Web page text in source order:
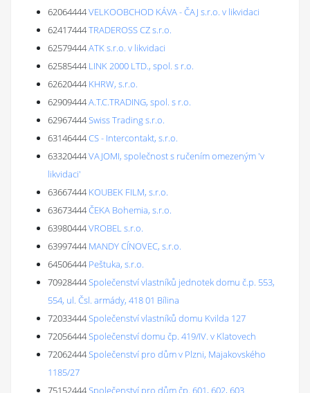
62064444VELKOOBCHOD KÁVA - ČAJ s.r.o. v likvidaci
62417444TRADEROSS CZ s.r.o.
62579444ATK s.r.o. v likvidaci
62585444 LINK 2000 LTD., spol. s r.o.
62620444 KHRW, s.r.o.
62909444A.T.C.TRADING, spol. s r.o.
62967444Swiss Trading s.r.o.
63146444CS - Intercontakt, s.r.o.
63320444VAJOMI, společnost s ručením omezeným 'v
likvidaci'
63667444 KOUBEK FILM, s.r.o.
63673444ČEKA Bohemia, s.r.o.
63980444VROBEL s.r.o.
63997444 MANDY CÍNOVEC, s.r.o.
64506444 Peštuka, s.r.o.
70928444Společenství vlastníků jednotek domu č.p. 553,
554, ul. Čsl. armády, 418 01 Bílina
72033444Společenství vlastníků domu Kvilda 127
72056444Společenství domu čp. 419/IV. v Klatovech
72062444Společenství pro dům v Plzni, Majakovského
1185/27
75152444Společenství pro dům čp. 601, 602, 603